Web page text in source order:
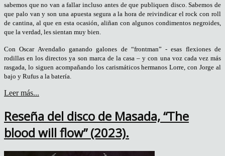
sabemos que no van a fallar incluso antes de que publiquen disco. Sabemos de
que palo van y son una apuesta segura a la hora de reivindicar el rock con roll
de cantina, al que en esta ocasión, aliñan con algunos condimentos negroides,
que la verdad, les sientan muy bien.
Con Oscar Avendaño ganando galones de “frontman” - esas flexiones de
rodillas en los directos ya son marca de la casa – y con una voz cada vez más
rasgada, lo siguen acompañando los carismáticos hermanos Lorre, con Jorge al
bajo y Rufus a la batería.
Leer más...
Reseña del disco de Masada, “The
blood will flow” (2023).